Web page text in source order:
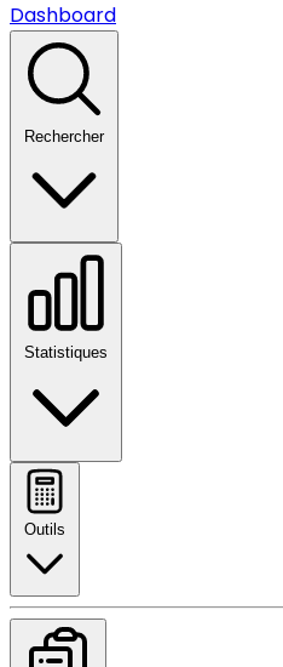
Dashboard
Rechercher
Statistiques
Outils